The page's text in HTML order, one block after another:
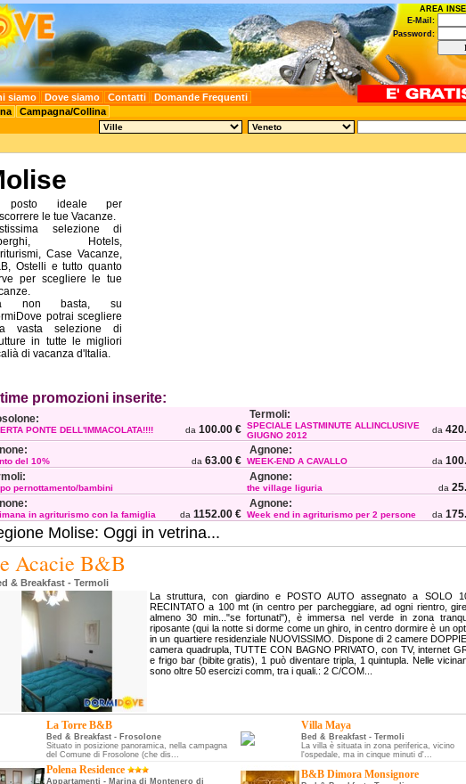
AREA
E-Mail:
Password:
siamo Dove siamo Contatti
Domande Frequenti
Campagna/Collina
ideale per
le tue Vacanze.
selezione di
Hotels,
Case Vacanze,
Ostelli e tutto quanto
per scegliere le tue
non basta, su
potrai scegliere
vasta selezione di
in tutte le migliori
di vacanza d'Italia.
promozioni inserite:
PONTE DELL'IMMACOLATA!!!! da 100.00 €
Termoli:
SPECIALE LASTMINUTE ALLINCLUSIVE
GIUGNO 2012
da
del 10% da 63.00 €
Agnone:
WEEK-END A CAVALLO da
pernottamento/bambini
Agnone:
the village liguria da
in agriturismo con la famiglia da 1152.00 €
Agnone:
Week end in agriturismo per 2 persone da
Molise: Oggi in vetrina...
Acacie B&B
& Breakfast - Termoli
La struttura, con giardino e POSTO AUTO assegnato a SOLO
RECINTATO a 100 mt (in centro per parcheggiare, ad ogni rientro,
almeno 30 min..."se fortunati"), è immersa nel verde in zona
riposante (qui la notte si dorme come un ghiro, in centro dormire è un
in un quartiere residenziale NUOVISSIMO. Dispone di 2 camere
camera quadrupla, TUTTE CON BAGNO PRIVATO, con TV, internet
e frigo bar (bibite gratis), 1 può diventare tripla, 1 quintupla. Nelle
sono oltre 50 esercizi comm, tra i quali.: 2 C/COM...
La Torre B&B
Bed & Breakfast - Frosolone
Situato in posizione panoramica, nella campagna
del Comune di Frosolone (che dis...
Villa Maya
Bed & Breakfast - Termoli
La villa è situata in zona periferica, vicino
l'ospedale, ma in cinque minuti d'...
Polena Residence
Appartamenti - Marina di Montenero di
B&B Dimora Monsignore